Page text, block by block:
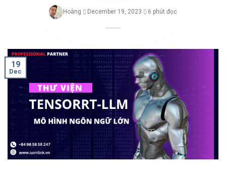
Hoàng December 19, 2023 6 phút đọc
19
Dec